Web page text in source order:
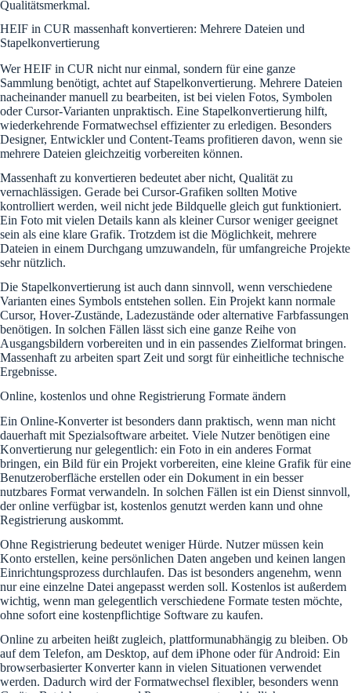
Qualitätsmerkmal.
HEIF in CUR massenhaft konvertieren: Mehrere Dateien und
Stapelkonvertierung
Wer HEIF in CUR nicht nur einmal, sondern für eine ganze
Sammlung benötigt, achtet auf Stapelkonvertierung. Mehrere Dateien
nacheinander manuell zu bearbeiten, ist bei vielen Fotos, Symbolen
oder Cursor-Varianten unpraktisch. Eine Stapelkonvertierung hilft,
wiederkehrende Formatwechsel effizienter zu erledigen. Besonders
Designer, Entwickler und Content-Teams profitieren davon, wenn sie
mehrere Dateien gleichzeitig vorbereiten können.
Massenhaft zu konvertieren bedeutet aber nicht, Qualität zu
vernachlässigen. Gerade bei Cursor-Grafiken sollten Motive
kontrolliert werden, weil nicht jede Bildquelle gleich gut funktioniert.
Ein Foto mit vielen Details kann als kleiner Cursor weniger geeignet
sein als eine klare Grafik. Trotzdem ist die Möglichkeit, mehrere
Dateien in einem Durchgang umzuwandeln, für umfangreiche Projekte
sehr nützlich.
Die Stapelkonvertierung ist auch dann sinnvoll, wenn verschiedene
Varianten eines Symbols entstehen sollen. Ein Projekt kann normale
Cursor, Hover-Zustände, Ladezustände oder alternative Farbfassungen
benötigen. In solchen Fällen lässt sich eine ganze Reihe von
Ausgangsbildern vorbereiten und in ein passendes Zielformat bringen.
Massenhaft zu arbeiten spart Zeit und sorgt für einheitliche technische
Ergebnisse.
Online, kostenlos und ohne Registrierung Formate ändern
Ein Online-Konverter ist besonders dann praktisch, wenn man nicht
dauerhaft mit Spezialsoftware arbeitet. Viele Nutzer benötigen eine
Konvertierung nur gelegentlich: ein Foto in ein anderes Format
bringen, ein Bild für ein Projekt vorbereiten, eine kleine Grafik für eine
Benutzeroberfläche erstellen oder ein Dokument in ein besser
nutzbares Format verwandeln. In solchen Fällen ist ein Dienst sinnvoll,
der online verfügbar ist, kostenlos genutzt werden kann und ohne
Registrierung auskommt.
Ohne Registrierung bedeutet weniger Hürde. Nutzer müssen kein
Konto erstellen, keine persönlichen Daten angeben und keinen langen
Einrichtungsprozess durchlaufen. Das ist besonders angenehm, wenn
nur eine einzelne Datei angepasst werden soll. Kostenlos ist außerdem
wichtig, wenn man gelegentlich verschiedene Formate testen möchte,
ohne sofort eine kostenpflichtige Software zu kaufen.
Online zu arbeiten heißt zugleich, plattformunabhängig zu bleiben. Ob
auf dem Telefon, am Desktop, auf dem iPhone oder für Android: Ein
browserbasierter Konverter kann in vielen Situationen verwendet
werden. Dadurch wird der Formatwechsel flexibler, besonders wenn